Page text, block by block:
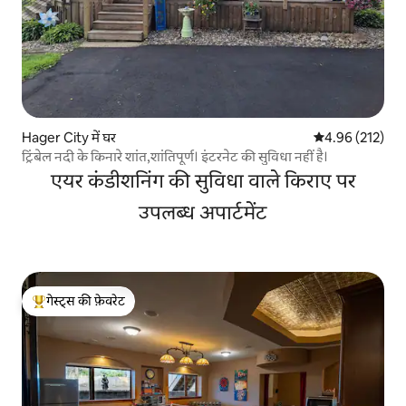
Hager City में घर औसत रेटिंग 5 में से
4.96 (212)
ट्रिंबेल नदी के किनारे शांत,शांतिपूर्ण। इंटरनेट की सुविधा नहीं है।
एयर कंडीशनिंग की सुविधा वाले किराए पर
उपलब्ध अपार्टमेंट
गेस्ट्स का टॉप फ़ेवरेट
गेस्ट्स की फ़ेवरेट